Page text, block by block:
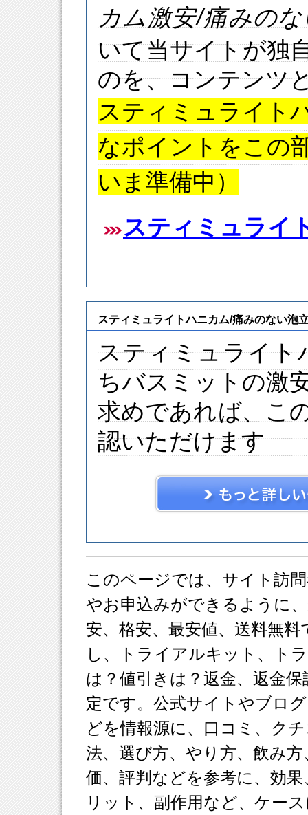
カム激安/痛みの
いて当サイトが独
のを、コンテンツ
スティミュライト
なポイントをこの
いま準備中）
スティミュライ
スティミュライトハニカム/痛みのない泡
スティミュライト
ちバスミットの激
求めであれば、こ
認いただけます
このページでは、サイト訪
やお申込みができるように
安、格安、最安値、送料無
し、トライアルキット、ト
は？値引きは？返金、返金
定です。公式サイトやブロ
どを情報源に、口コミ、ク
法、選び方、やり方、飲み
価、評判などを参考に、効
リット、副作用など、ケー